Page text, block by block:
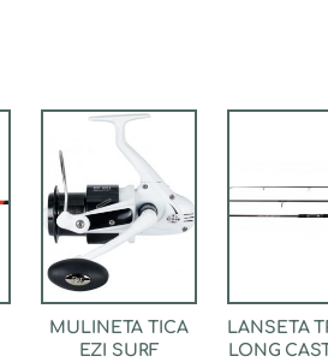
MULINETA TICA
EZI SURF
produs
are
mai
multe
variații.
Opțiunile
pot
LANSETA
LONG